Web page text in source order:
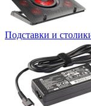
Подставки и